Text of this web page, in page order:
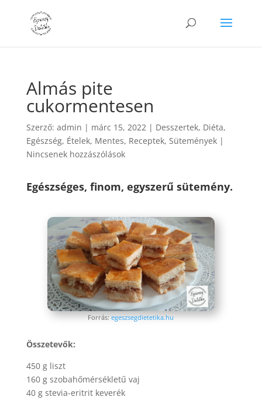
Almás pite
cukormentesen
Szerző: admin | márc 15, 2022| Desszertek, Diéta,
Egészség, Ételek, Mentes, Receptek, Sütemények|
Nincsenek hozzászólások
Egészséges, finom, egyszerű sütemény.
Forrás:egeszsegdietetika.hu
Összetevők:
450 g liszt
160 g szobahőmérsékletű vaj
40 g stevia-eritrit keverék